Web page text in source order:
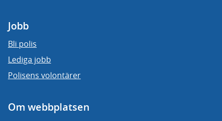
Jobb
Bli polis
Lediga jobb
Polisens volontärer
Om webbplatsen